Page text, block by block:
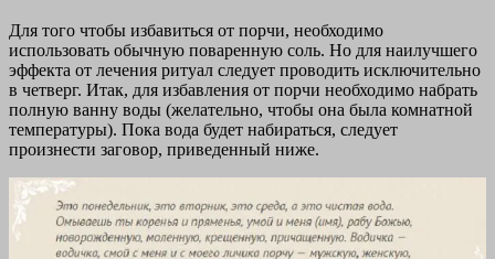
Для того чтобы избавиться от порчи, необходимо
использовать обычную поваренную соль. Но для наилучшего
эффекта от лечения ритуал следует проводить исключительно
в четверг. Итак, для избавления от порчи необходимо набрать
полную ванну воды (желательно, чтобы она была комнатной
температуры). Пока вода будет набираться, следует
произнести заговор, приведенный ниже.